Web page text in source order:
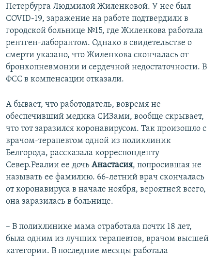
Петербурга Людмилой Жиленковой. У нее был
COVID-19, заражение на работе подтвердили в
городской больнице №15, где Жиленкова работала
рентген-лаборантом. Однако в свидетельстве о
смерти указано, что Жиленкова скончалась от
бронхопневмонии и сердечной недостаточности. В
ФСС в компенсации отказали.
А бывает, что работодатель, вовремя не
обеспечивший медика СИЗами, вообще скрывает,
что тот заразился коронавирусом. Так произошло с
врачом-терапевтом одной из поликлиник
Белгорода, рассказала корреспонденту
Север.Реалии ее дочь Анастасия, попросившая не
называть ее фамилию. 66-летний врач скончалась
от коронавируса в начале ноября, вероятней всего,
она заразилась в больнице.
– В поликлинике мама отработала почти 18 лет,
была одним из лучших терапевтов, врачом высшей
категории. В последние месяцы работала